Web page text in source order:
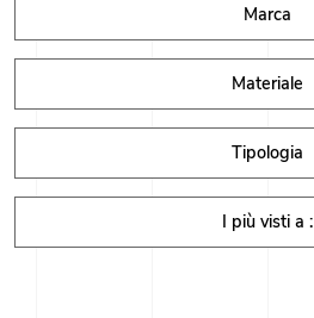
Marca
Materiale
Tipologia
I più visti a :